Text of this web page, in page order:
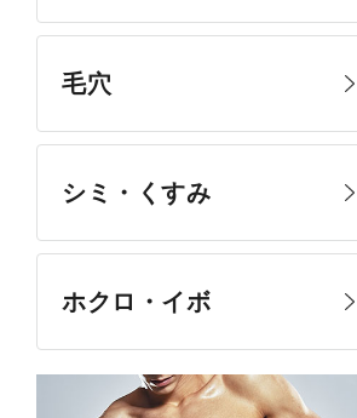
毛穴
シミ・くすみ
ホクロ・イボ